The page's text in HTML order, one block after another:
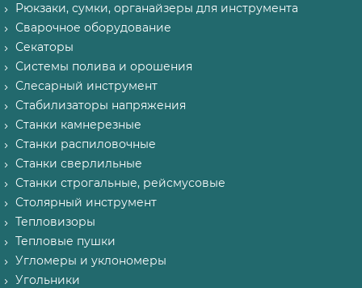
Рюкзаки, сумки, органайзеры для инструмента
Сварочное оборудование
Секаторы
Системы полива и орошения
Слесарный инструмент
Стабилизаторы напряжения
Станки камнерезные
Станки распиловочные
Станки сверлильные
Станки строгальные, рейсмусовые
Столярный инструмент
Тепловизоры
Тепловые пушки
Угломеры и уклономеры
Угольники